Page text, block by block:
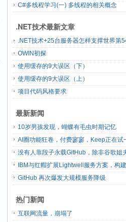
C#多线程学习(一) 多线程的相关概念
.NET技术最新文章
.NET技术+25台服务器怎样支撑世界第
OWIN初探
使用缓存的9大误区（下）
使用缓存的9大误区（上）
项目代码风格要求
最新新闻
10岁男孩发现，蝴蝶有毛虫时期记忆
AI圈功能狂卷，付费寥寥，Keep正在试
没有人靠段子永载GitHub，除非谷歌姐
GitHub 再次爆发大规模服务降级
热门新闻
互联网流量，崩塌了